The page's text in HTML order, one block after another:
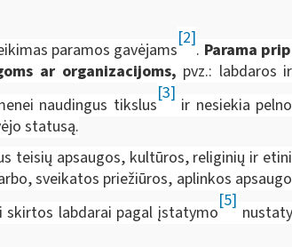
paramos gavėjams
[2]
. Parama
ar organizacijoms, pvz.: labdaros
naudingus tikslus
[3]
ir nesiekia
statusą.
teisių apsaugos, kultūros, religinių ir
sveikatos priežiūros, aplinkos
skirtos labdarai pagal įstatymo
[5]